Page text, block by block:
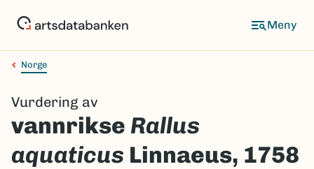
Meny
Navigasjonssti
Norge
Vurdering av
vannrikse Rallus
aquaticus Linnaeus, 1758